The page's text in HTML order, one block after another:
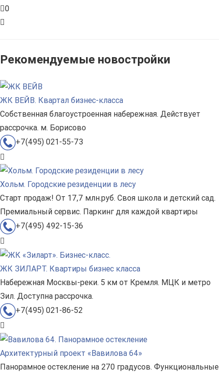
0
Рекомендуемые новостройки
ЖК ВЕЙВ. Квартал бизнес-класса
Собственная благоустроенная набережная. Действует
рассрочка. м. Борисово
+7(495) 021-55-73
Хольм. Городские резиденции в лесу
Старт продаж! От 17,7 млн.руб. Своя школа и детский сад.
Премиальный сервис. Паркинг для каждой квартиры
+7(495) 492-15-36
ЖК ЗИЛАРТ. Квартиры бизнес класса
Набережная Москвы-реки. 5 км от Кремля. МЦК и метро
Зил. Доступна рассрочка.
+7(495) 021-86-52
Архитектурный проект «Вавилова 64»
Панорамное остекление на 270 градусов. Функциональные